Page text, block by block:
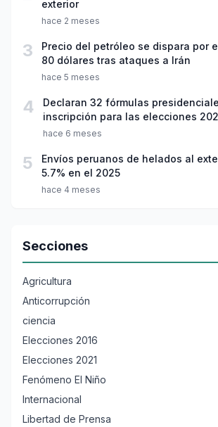
exterior
hace 2 meses
3
Precio del petróleo se dispara por
80 dólares tras ataques a Irán
hace 5 meses
4
Declaran 32 fórmulas
inscripción para las elecciones
hace 6 meses
5
Envíos peruanos de helados al
5.7% en el 2025
hace 4 meses
Secciones
Agricultura
Anticorrupción
ciencia
Elecciones 2016
Elecciones 2021
Fenómeno El Niño
Internacional
Libertad de Prensa